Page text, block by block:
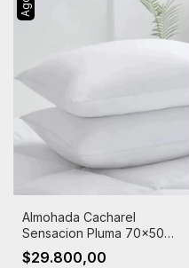
Almohada Cacharel
Sensacion Pluma 70x50
Funda 100% Algodon
$29.800,00